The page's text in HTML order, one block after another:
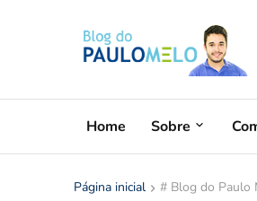
Home Sobre
Página inicial # Blog do Paulo